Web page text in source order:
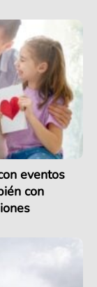
eventos
con